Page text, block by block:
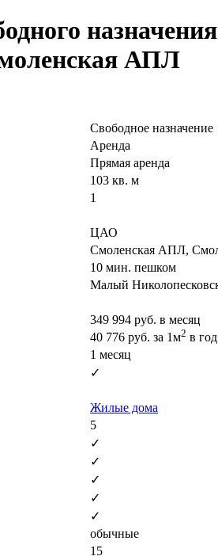
АПЛ
Свободное назначение
Аренда
Прямая аренда
103 кв. м
1
ЦАО
Смоленская АПЛ,
10 мин. пешком
Малый
349 994 руб. в месяц
40 776 руб. за 1м2 в год
1 месяц
✓
Жилые дома
5
✓
✓
✓
✓
✓
обычные
15